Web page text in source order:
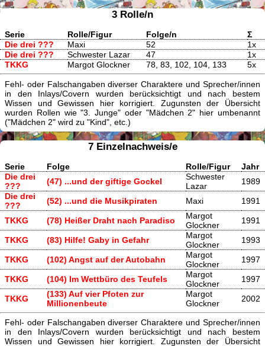
3 Rolle/n
Serie Rolle/Figur Folge/n
Σ
Die drei ???
Maxi 52
1x
Die drei ???
Schwester Lazar 47
1x
TKKG
Margot Glockner 78, 83, 102, 104, 133 5x
Fehl- oder Falschangaben diverser Charaktere und Sprecher/innen
in den Inlays/Covern wurden berücksichtigt und nach bestem
Wissen und Gewissen hier korrigiert. Zugunsten der Übersicht
wurden Rollen wie "3. Junge" oder "Mädchen 2" hier umbenannt
("Mädchen 2" wird zu "Kind", etc.)
7 Einzelnachweis/e
Serie Folge Rolle/Figur
Jahr
Die drei
???
(47) ...und der giftige Gockel
Schwester
Lazar
1989
Die drei
???
(52) ...und die Musikpiraten Maxi 1991
TKKG (78) Heißer Draht nach Paradiso
Margot
Glockner
1991
TKKG (83) Hilfe! Gaby in Gefahr
Margot
Glockner
1993
TKKG (102) Angst auf der Autobahn
Margot
Glockner
1997
TKKG (104) Im Wettbüro des Teufels
Margot
Glockner
1997
TKKG
(133) Auf vier Pfoten zur
Millionenbeute
Margot
Glockner
2002
Fehl- oder Falschangaben diverser Charaktere und Sprecher/innen
in den Inlays/Covern wurden berücksichtigt und nach bestem
Wissen und Gewissen hier korrigiert. Zugunsten der Übersicht